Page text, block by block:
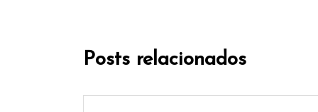
Posts relacionados